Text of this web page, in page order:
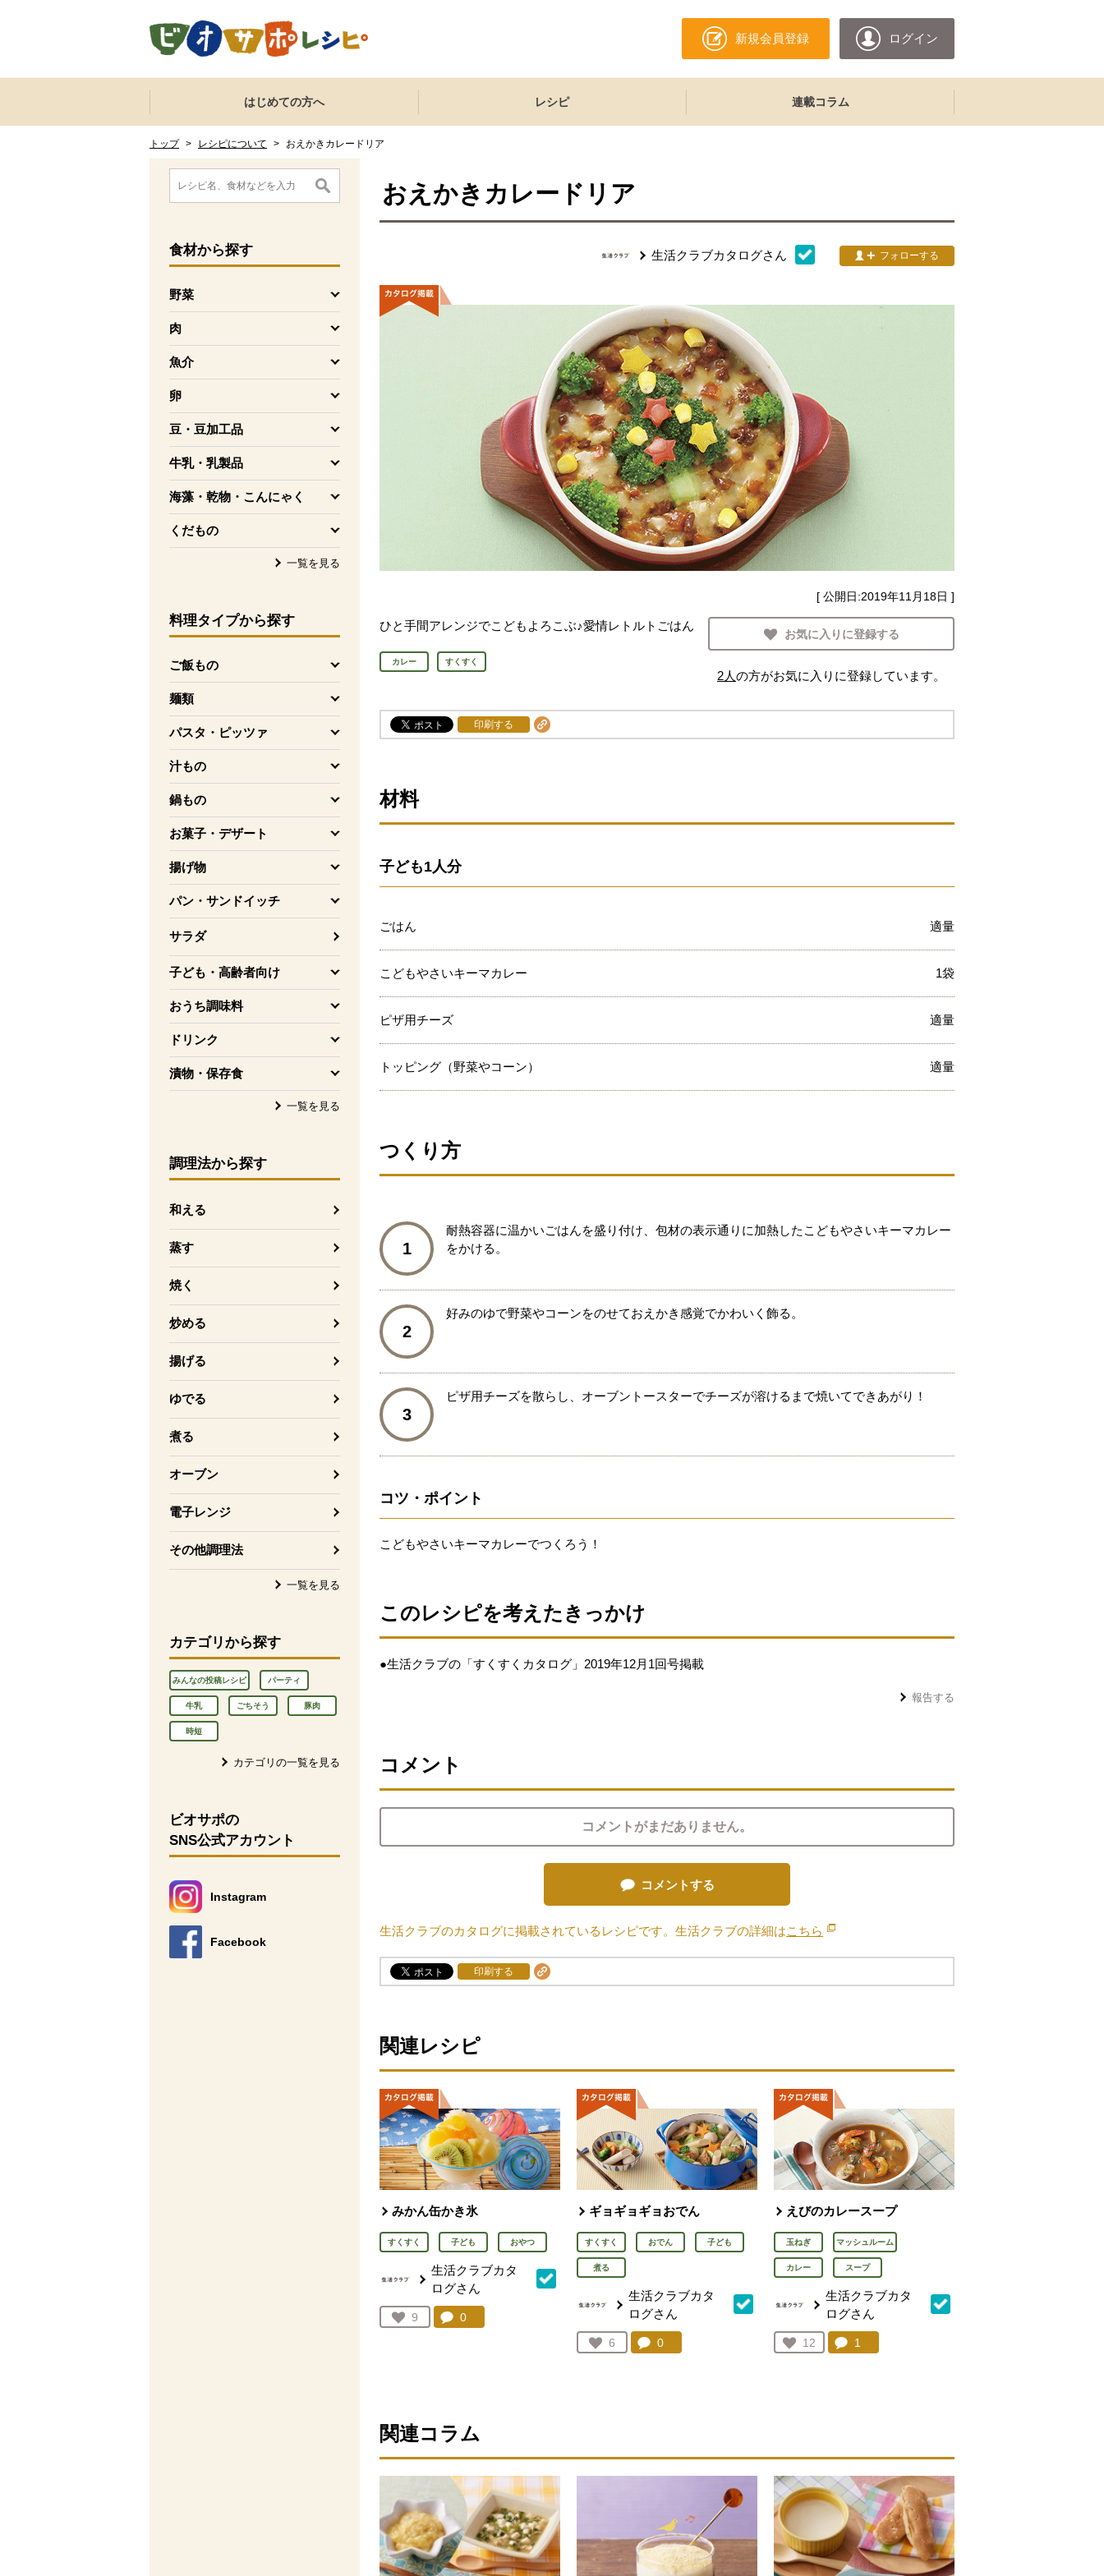
新規会員登録 ログイン
ここからサイト内共通メニューです。
サイト内共通メニューをスキップする
はじめての方へ レシピ 連載コラム
トップ > レシピについて > おえかきカレードリア
ここから消費材検索メニューです。
食材から探す
野菜
を開く
肉
を開く
魚介
を開く
卵
を開く
豆・豆加工品
を開く
牛乳・乳製品
を開く
海藻・乾物・こんにゃく
を開く
くだもの
を開く
一覧を見る
料理タイプから探す
ご飯もの
を開く
麺類
を開く
パスタ・ピッツァ
を開く
汁もの
を開く
鍋もの
を開く
お菓子・デザート
を開く
揚げ物
を開く
パン・サンドイッチ
を開く
サラダ
子ども・高齢者向け
を開く
おうち調味料
を開く
ドリンク
を開く
漬物・保存食
を開く
一覧を見る
調理法から探す
和える
蒸す
焼く
炒める
揚げる
ゆでる
煮る
オーブン
電子レンジ
その他調理法
一覧を見る
カテゴリから探す
みんなの投稿レシピ パーティ
牛乳 ごちそう 豚肉
時短
カテゴリの一覧を見る
消費材検索メニューここまで。
ここから本文です。
ビオサポの
SNS公式アカウント
Instagram
別のウィンドウで開きます。
Facebook
別のウィンドウで開きます。
おえかきカレードリア
生活クラブカタログさん フォローする
[ 公開日:2019年11月18日 ]
ひと手間アレンジでこどもよろこぶ♪愛情レトルトごはん
カレー すくすく
お気に入りに登録する
2人の方がお気に入りに登録しています。
印刷する
材料
子ども1人分
ごはん 適量
こどもやさいキーマカレー 1袋
ピザ用チーズ 適量
トッピング（野菜やコーン） 適量
つくり方
1
耐熱容器に温かいごはんを盛り付け、包材の表示通りに加熱したこどもやさいキーマカレー
をかける。
2
好みのゆで野菜やコーンをのせておえかき感覚でかわいく飾る。
3
ピザ用チーズを散らし、オーブントースターでチーズが溶けるまで焼いてできあがり！
コツ・ポイント
こどもやさいキーマカレーでつくろう！
このレシピを考えたきっかけ
●生活クラブの「すくすくカタログ」2019年12月1回号掲載
報告する
コメント
コメントがまだありません。
コメントする
生活クラブのカタログに掲載されているレシピです。生活クラブの詳細はこちら 別のウィンドウで開きます。
印刷する
関連レシピ
みかん缶かき氷
すくすく 子ども おやつ
生活クラブカタ
ログさん
お気に入り登録：
9
人が登録
コメント：
0
ギョギョギョおでん
すくすく おでん 子ども
煮る
生活クラブカタ
ログさん
お気に入り登録：
6
人が登録
コメント：
0件。コメントを見る。
えびのカレースープ
玉ねぎ マッシュルーム
カレー スープ
生活クラブカタ
ログさん
お気に入り登録：
12
人が登録
コメント：
1
関連コラム